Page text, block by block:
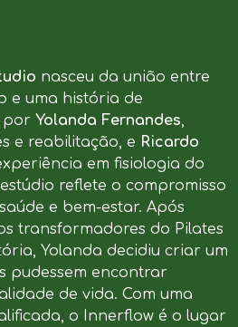
nasceu da união entre
e uma história de
por Yolanda Fernandes,
e reabilitação, e Ricardo
em fisiologia do
reflete o compromisso
e bem-estar. Após
transformadores do Pilates
Yolanda decidiu criar um
pudessem encontrar
de vida. Com uma
o Innerflow é o lugar